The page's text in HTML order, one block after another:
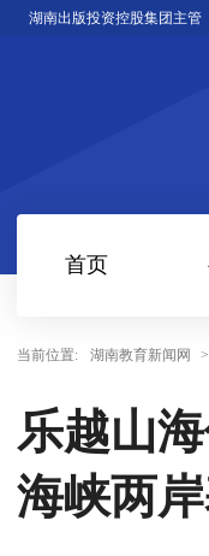
湖南出版投资控股集团主管
首页
当前位置: 湖南教育新闻网 >
乐越山
海峡两